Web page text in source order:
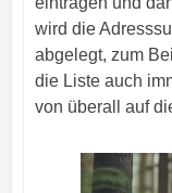
wird die
abgelegt, zum
die Liste auch
von überall auf